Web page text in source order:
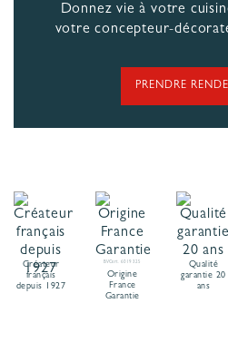
Donnez vie à votre
votre concepteur-
PRENDRE
Créateur
français
depuis 1927
BVCert. 6019325
Origine
France
Garantie
Qualité
garantie 20
ans